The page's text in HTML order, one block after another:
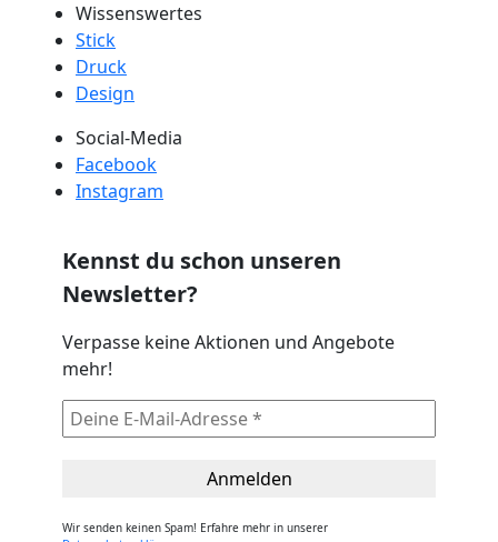
Wissenswertes
Stick
Druck
Design
Social-Media
Facebook
Instagram
Kennst du schon unseren
Newsletter?
Verpasse keine Aktionen und Angebote
mehr!
Wir senden keinen Spam! Erfahre mehr in unserer